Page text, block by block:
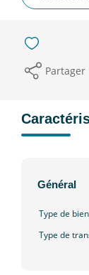
Partager
Général
Type de bien
Type de